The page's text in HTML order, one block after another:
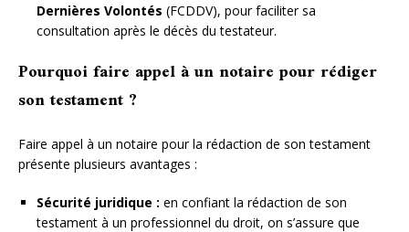
Dernières Volontés (FCDDV), pour faciliter sa
consultation après le décès du testateur.
Pourquoi faire appel à un notaire pour rédiger
son testament ?
Faire appel à un notaire pour la rédaction de son testament
présente plusieurs avantages :
Sécurité juridique : en confiant la rédaction de son
testament à un professionnel du droit, on s’assure que